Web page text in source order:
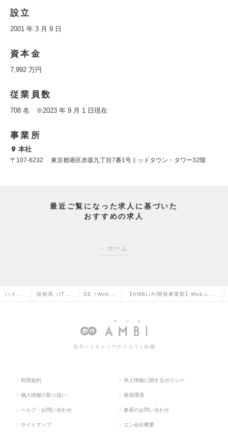
設立
2001 年 3 月 9 日
資本金
7,992 万円
従業員数
708 名 ※2023 年 9 月 1 日現在
事業所
本社
〒107-6232 東京都港区赤坂九丁目7番1号ミッドタウン・タワー32階
最近ご覧になった求人に基づいた
おすすめの求人
ホーム
ハイク 技術系（IT・ SE（Web・
系）の転職
【AMBL/AI開発事業部】Web→AI
シャル枠の求人情報
若手ハイキャリアのスカウト転職
利用規約 求人情報に関するポリシー
個人情報の取り扱い 推奨環境
ヘルプ・お問い合わせ 参画のお問い合わせ
サイトマップ エン会社概要